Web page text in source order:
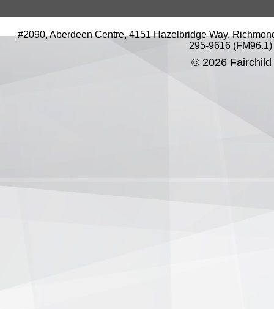
#2090, Aberdeen Centre, 4151 Hazelbridge Way,
295-9616 (FM96.1)
© 2026 Fairchild